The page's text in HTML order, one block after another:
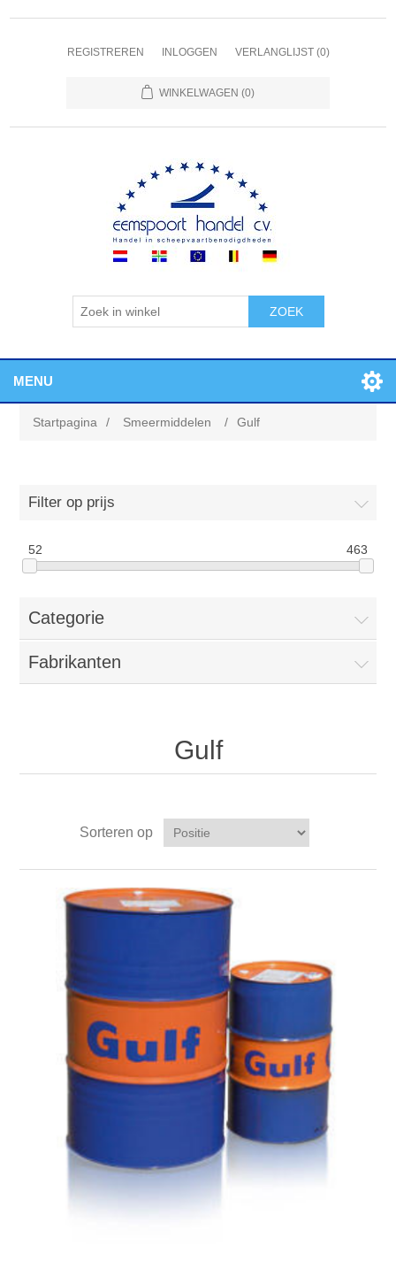
REGISTREREN INLOGGEN VERLANGLIJST (0)
WINKELWAGEN (0)
ZOEK
MENU
Startpagina / Smeermiddelen / Gulf
Filter op prijs
52 463
Categorie
Fabrikanten
Gulf
Sorteren op